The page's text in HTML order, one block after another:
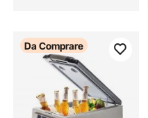
Da Comprare